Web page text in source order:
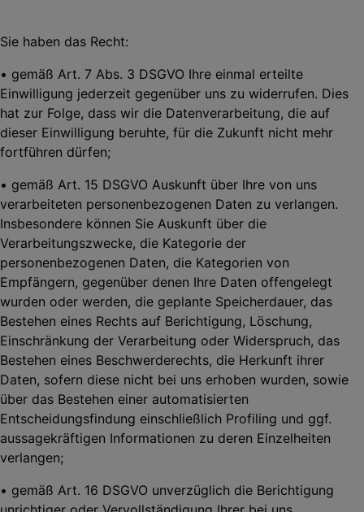
Sie haben das Recht:
• gemäß Art. 7 Abs. 3 DSGVO Ihre einmal erteilte
Einwilligung jederzeit gegenüber uns zu widerrufen. Dies
hat zur Folge, dass wir die Datenverarbeitung, die auf
dieser Einwilligung beruhte, für die Zukunft nicht mehr
fortführen dürfen;
• gemäß Art. 15 DSGVO Auskunft über Ihre von uns
verarbeiteten personenbezogenen Daten zu verlangen.
Insbesondere können Sie Auskunft über die
Verarbeitungszwecke, die Kategorie der
personenbezogenen Daten, die Kategorien von
Empfängern, gegenüber denen Ihre Daten offengelegt
wurden oder werden, die geplante Speicherdauer, das
Bestehen eines Rechts auf Berichtigung, Löschung,
Einschränkung der Verarbeitung oder Widerspruch, das
Bestehen eines Beschwerderechts, die Herkunft ihrer
Daten, sofern diese nicht bei uns erhoben wurden, sowie
über das Bestehen einer automatisierten
Entscheidungsfindung einschließlich Profiling und ggf.
aussagekräftigen Informationen zu deren Einzelheiten
verlangen;
• gemäß Art. 16 DSGVO unverzüglich die Berichtigung